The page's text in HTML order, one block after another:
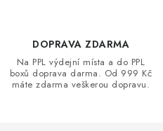
DOPRAVA ZDARMA
Na PPL výdejní místa a do PPL
boxů doprava darma. Od 999 Kč
máte zdarma veškerou dopravu.